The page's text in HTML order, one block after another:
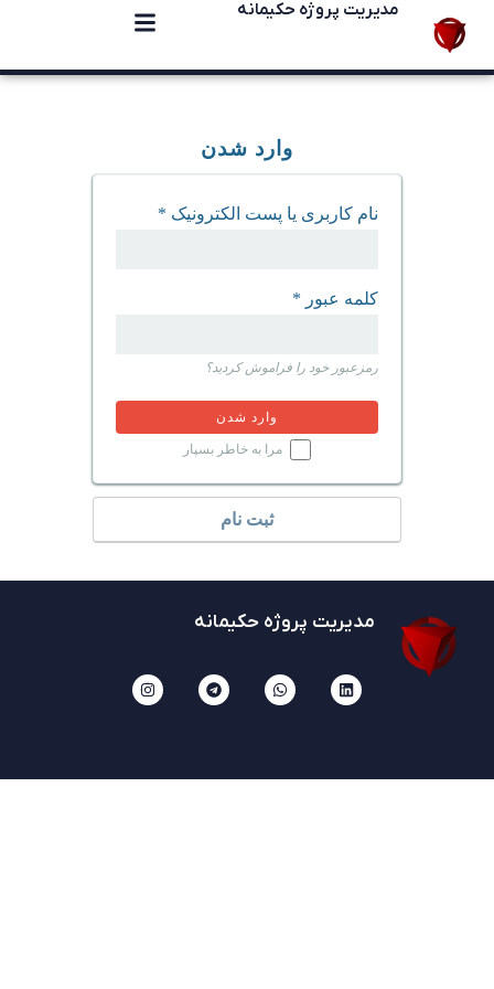
مدیریت پروژه حکیمانه
وارد شدن
نام کاربری یا پست الکترونیک *
کلمه عبور *
رمزعبور خود را فراموش کردید؟
مرا به خاطر بسپار
ثبت نام
مدیریت پروژه حکیمانه